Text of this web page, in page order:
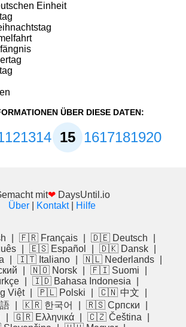
Einheit
ÜBER DIESE DATEN:
121314151617181920
mit❤ DaysUntil.io
Über
Kontakt| Hilfe
🇫🇷 Français 🇩🇪 Deutsch
🇪🇸 Español 🇩🇰 Dansk
🇮🇹 Italiano 🇳🇱 Nederlands
🇳🇴 Norsk 🇫🇮 Suomi
🇮🇩 Bahasa Indonesia
Việt
🇵🇱 Polski 🇨🇳 中文
🇰🇷 한국어 🇷🇸 Српски
🇬🇷 Ελληνικά 🇨🇿 Čeština